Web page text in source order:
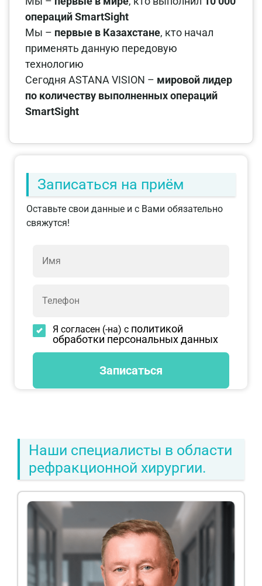
операций SmartSight
Мы – первые в Казахстане, кто начал
применять данную передовую
технологию
Сегодня ASTANA VISION – мировой лидер
по количеству выполненных операций
SmartSight
Записаться на приём
Оставьте свои данные и с Вами обязательно
свяжутся!
Я согласен (-на) с политикой
обработки персональных данных
Наши специалисты в области
рефракционной хирургии.